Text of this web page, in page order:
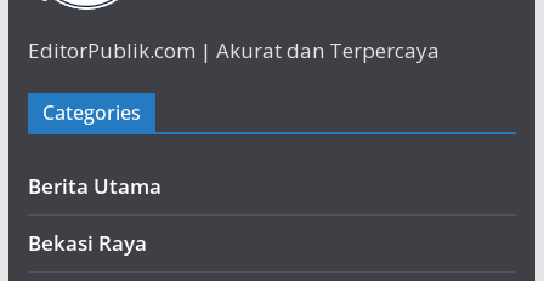
EditorPublik.com | Akurat dan Terpercaya
Categories
Berita Utama
Bekasi Raya